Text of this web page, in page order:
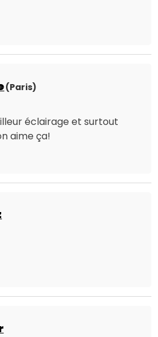
(Paris)
éclairage et surtout
aime ça!